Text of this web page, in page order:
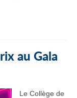
au Gala
Le Collège de